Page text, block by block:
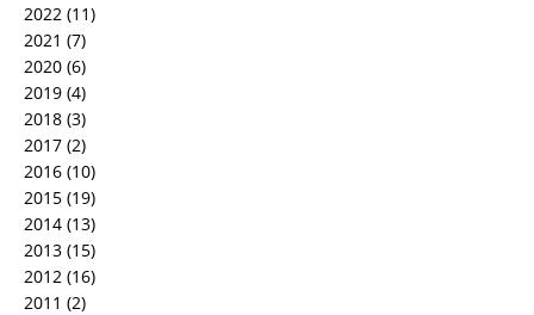
2022 (11)
2021 (7)
2020 (6)
2019 (4)
2018 (3)
2017 (2)
2016 (10)
2015 (19)
2014 (13)
2013 (15)
2012 (16)
2011 (2)